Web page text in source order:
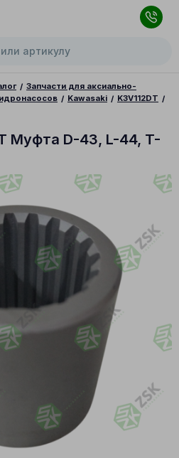
Запчасти для аксиально-
Kawasaki
K3V112DT
Муфта D-43, L-44, T-